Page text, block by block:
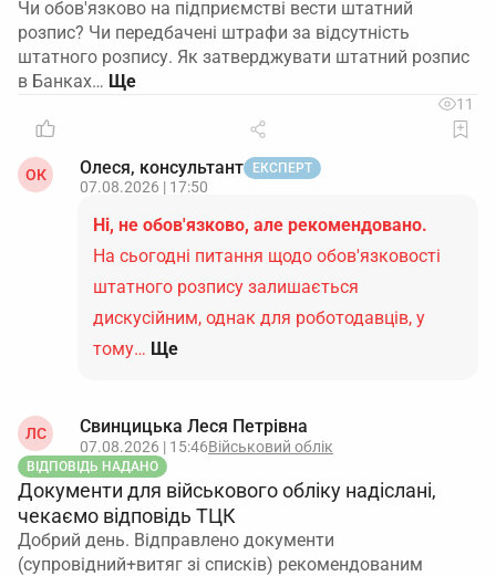
Чи обов'язково на підприємстві вести штатний
розпис? Чи передбачені штрафи за відсутність
штатного розпису. Як затверджувати штатний розпис
в Банках…
11
ОК Олеся, консультант ЕКСПЕРТ
07.08.2026 | 17:50
Ні, не обов'язково, але рекомендовано.
На сьогодні питання щодо обов'язковості
штатного розпису залишається
дискусійним, однак для роботодавців, у
тому… Ще
ЛС Свинцицька Леся Петрівна
07.08.2026 | 15:46Військовий облік
ВІДПОВІДЬ НАДАНО
Документи для військового обліку надіслані,
чекаємо відповідь ТЦК
Добрий день. Відправлено документи
(супровідний+витяг зі списків) рекомендованим